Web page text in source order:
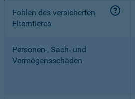
Fohlen des versicherten
Elterntieres
Personen-, Sach- und
Vermögensschäden